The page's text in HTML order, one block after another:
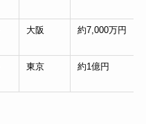
大阪 約7,000万円
東京 約1億円